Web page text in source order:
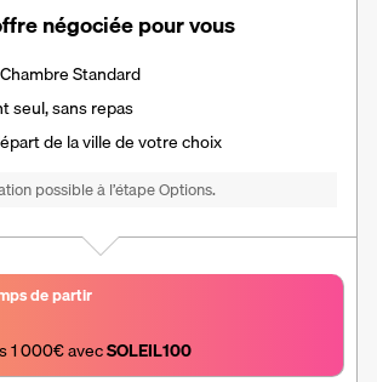
négociée pour vous
Standard
seul, sans repas
de la ville de votre choix
possible à l’étape Options.
de partir
1 000€ avec SOLEIL100